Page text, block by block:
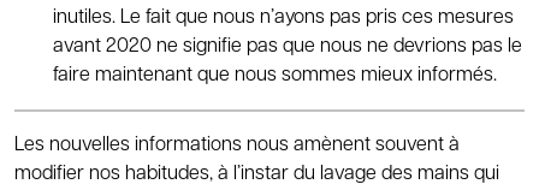
inutiles. Le fait que nous n’ayons pas pris ces mesures
avant 2020 ne signifie pas que nous ne devrions pas le
faire maintenant que nous sommes mieux informés.
Les nouvelles informations nous amènent souvent à
modifier nos habitudes, à l’instar du lavage des mains qui